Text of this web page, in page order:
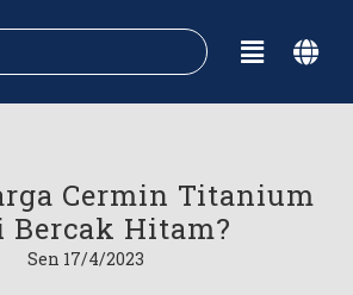
Cermin Titanium
Bercak Hitam?
Sen 17/4/2023